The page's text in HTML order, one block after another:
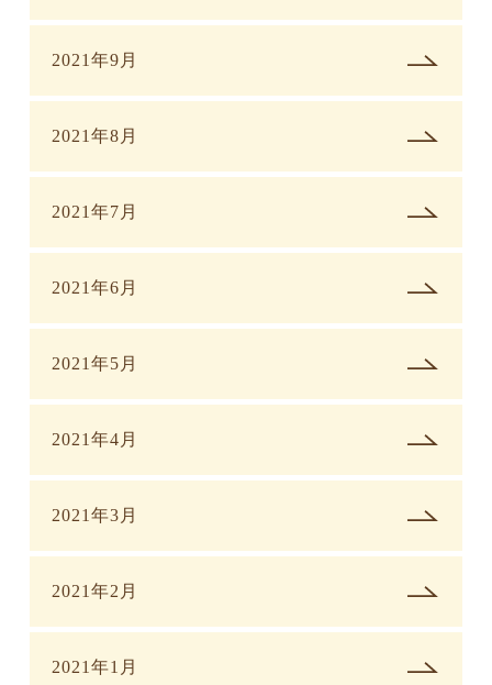
2021年9月
2021年8月
2021年7月
2021年6月
2021年5月
2021年4月
2021年3月
2021年2月
2021年1月